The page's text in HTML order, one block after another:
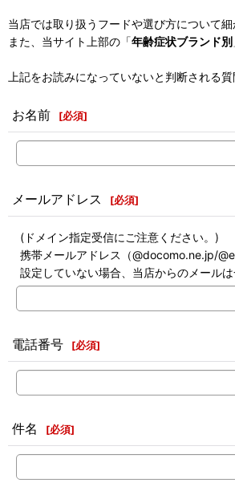
当店では取り扱うフードや選び方について細
また、当サイト上部の「年齢症状ブランド別
上記をお読みになっていないと判断される
お名前 [必須]
メールアドレス [必須]
(ドメイン指定受信にご注意ください。)
携帯メールアドレス（@docomo.ne.jp/
設定していない場合、当店からのメールは
電話番号 [必須]
件名 [必須]